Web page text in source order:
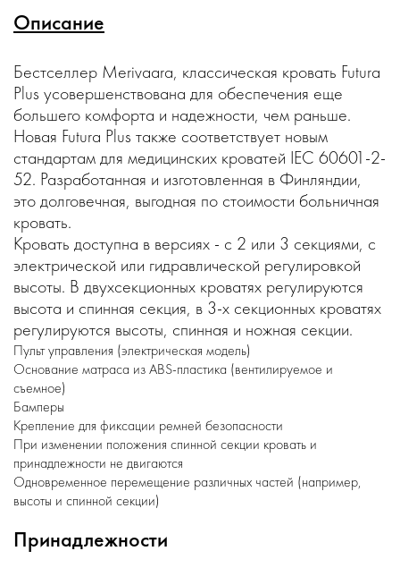
Описание
Бестселлер Merivaara, классическая кровать Futura
Plus усовершенствована для обеспечения еще
большего комфорта и надежности, чем раньше.
Новая Futura Plus также соответствует новым
стандартам для медицинских кроватей IEC 60601-2-
52. Разработанная и изготовленная в Финляндии,
это долговечная, выгодная по стоимости больничная
кровать.
Кровать доступна в версиях - с 2 или 3 секциями, с
электрической или гидравлической регулировкой
высоты. В двухсекционных кроватях регулируются
высота и спинная секция, в 3-х секционных кроватях
регулируются высоты, спинная и ножная секции.
Пульт управления (электрическая модель)
Основание матраса из ABS-пластика (вентилируемое и
съемное)
Бамперы
Крепление для фиксации ремней безопасности
При изменении положения спинной секции кровать и
принадлежности не двигаются
Одновременное перемещение различных частей (например,
высоты и спинной секции)
Принадлежности